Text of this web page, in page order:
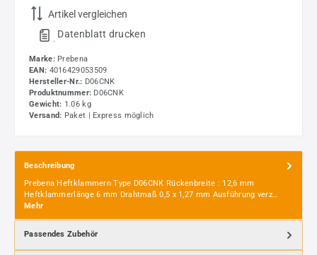
Artikel vergleichen
. Datenblatt drucken
Marke: Prebena
EAN: 4016429053509
Hersteller-Nr.: D06CNK
Produktnummer: D06CNK
Gewicht: 1.06 kg
Versand: Paket | Express möglich
Beschreibung
Prebena Heftklammern Type D06CNK Rückenbreite : 12,6 mm
Heftklammerlänge 6 mm Drahtmaß 0,5 x 1,27 mm Ausführung verz…
Mehr
Passendes Zubehör